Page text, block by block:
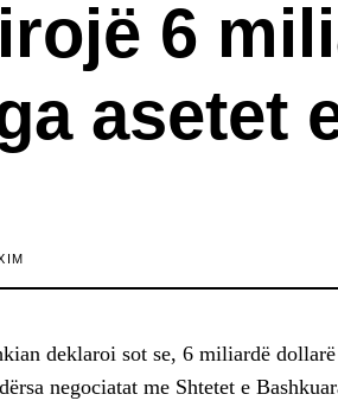
6
asetet
deklaroi sot se, 6 miliardë dollarë
negociatat me Shtetet e